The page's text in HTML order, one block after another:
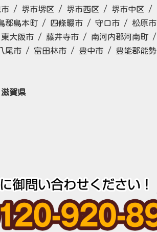
/ 堺市堺区 / 堺市西区 / 堺市中区 /
郡島本町 / 四條畷市 / 守口市 / 松原
阪市 / 藤井寺市 / 南河内郡河南町 /
尾市 / 富田林市 / 豊中市 / 豊能郡能
賀県